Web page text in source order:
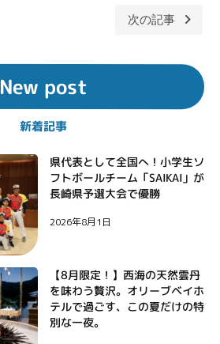
次の記事
New post
新着記事
県代表として全国へ！小学生ソ
フトボールチーム「SAIKAI」が
長崎県予選大会で優勝
2026年8月1日
【8月限定！】西海の天然雲丹
を味わう贅沢。オリーブベイホ
テルで過ごす、この夏だけの特
別な一夜。